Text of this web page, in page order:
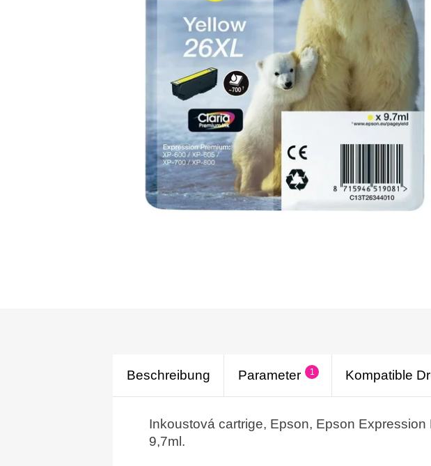
Beschreibung Parameter 1 Kompatible
Inkoustová cartrige, Epson, Epson
9,7ml.